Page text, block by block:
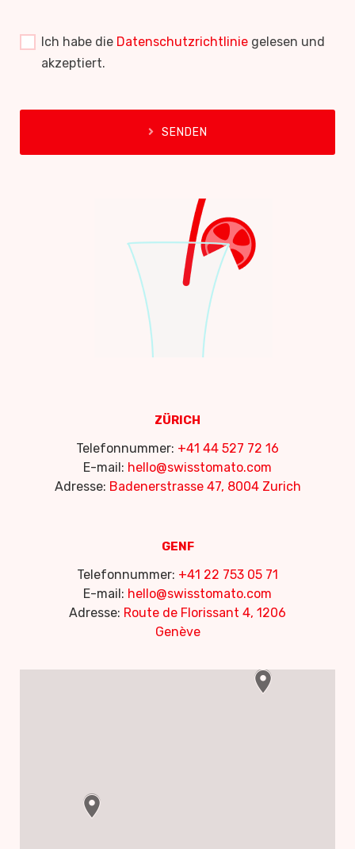
Ich habe die Datenschutzrichtlinie gelesen und
akzeptiert.
SENDEN
ZÜRICH
Telefonnummer: +41 44 527 72 16
E-mail: hello@swisstomato.com
Adresse: Badenerstrasse 47, 8004 Zurich
GENF
Telefonnummer: +41 22 753 05 71
E-mail: hello@swisstomato.com
Adresse: Route de Florissant 4, 1206
Genève